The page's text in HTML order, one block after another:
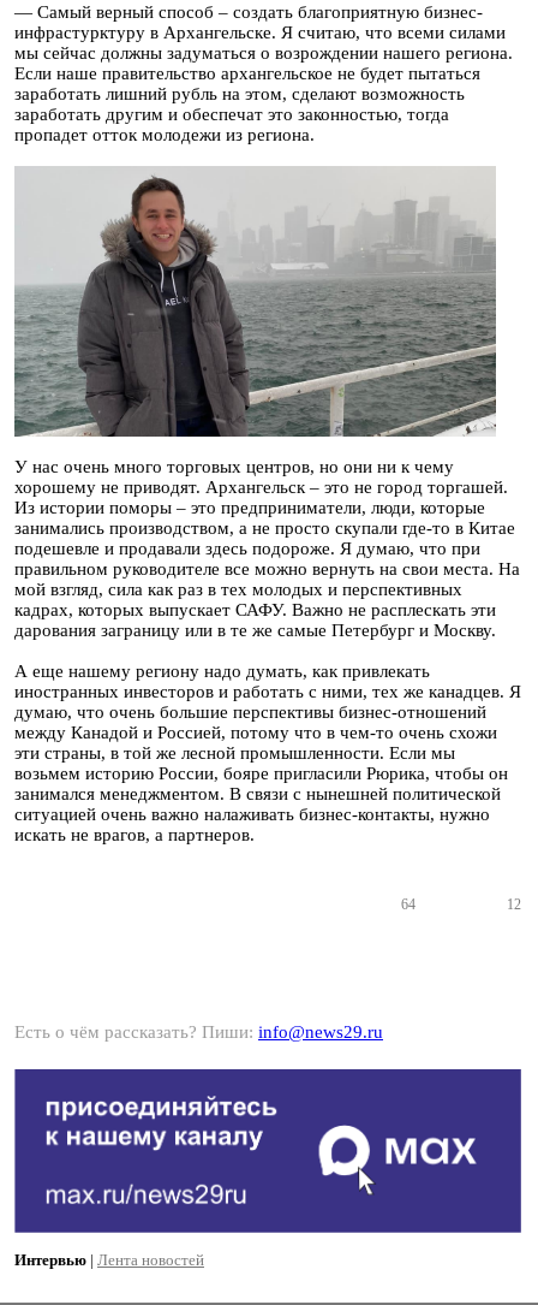
— Самый верный способ – создать благоприятную бизнес-
инфрастурктуру в Архангельске. Я считаю, что всеми силами
мы сейчас должны задуматься о возрождении нашего региона.
Если наше правительство архангельское не будет пытаться
заработать лишний рубль на этом, сделают возможность
заработать другим и обеспечат это законностью, тогда
пропадет отток молодежи из региона.
У нас очень много торговых центров, но они ни к чему
хорошему не приводят. Архангельск – это не город торгашей.
Из истории поморы – это предприниматели, люди, которые
занимались производством, а не просто скупали где-то в Китае
подешевле и продавали здесь подороже. Я думаю, что при
правильном руководителе все можно вернуть на свои места. На
мой взгляд, сила как раз в тех молодых и перспективных
кадрах, которых выпускает САФУ. Важно не расплескать эти
дарования заграницу или в те же самые Петербург и Москву.
А еще нашему региону надо думать, как привлекать
иностранных инвесторов и работать с ними, тех же канадцев. Я
думаю, что очень большие перспективы бизнес-отношений
между Канадой и Россией, потому что в чем-то очень схожи
эти страны, в той же лесной промышленности. Если мы
возьмем историю России, бояре пригласили Рюрика, чтобы он
занимался менеджментом. В связи с нынешней политической
ситуацией очень важно налаживать бизнес-контакты, нужно
искать не врагов, а партнеров.
64 12
Есть о чём рассказать? Пиши: info@news29.ru
Интервью | Лента новостей